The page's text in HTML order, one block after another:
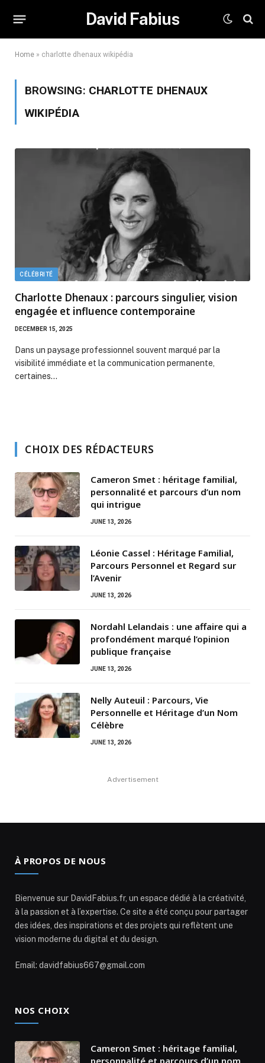
David Fabius
Home » charlotte dhenaux wikipédia
BROWSING: CHARLOTTE DHENAUX
WIKIPÉDIA
CÉLÉBRITÉ
Charlotte Dhenaux : parcours singulier, vision
engagée et influence contemporaine
DECEMBER 15, 2025
Dans un paysage professionnel souvent marqué par la
visibilité immédiate et la communication permanente,
certaines…
CHOIX DES RÉDACTEURS
Cameron Smet : héritage familial,
personnalité et parcours d’un nom
qui intrigue
JUNE 13, 2026
Léonie Cassel : Héritage Familial,
Parcours Personnel et Regard sur
l’Avenir
JUNE 13, 2026
Nordahl Lelandais : une affaire qui a
profondément marqué l’opinion
publique française
JUNE 13, 2026
Nelly Auteuil : Parcours, Vie
Personnelle et Héritage d’un Nom
Célèbre
JUNE 13, 2026
Advertisement
À PROPOS DE NOUS
Bienvenue sur DavidFabius.fr, un espace dédié à la créativité,
à la passion et à l’expertise. Ce site a été conçu pour partager
des idées, des inspirations et des projets qui reflètent une
vision moderne du digital et du design.
Email: davidfabius667@gmail.com
NOS CHOIX
Cameron Smet : héritage familial,
personnalité et parcours d’un nom